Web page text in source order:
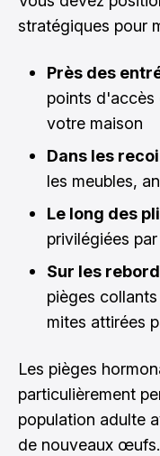
stratégiques pour
Près des
points d'accès
votre maison
Dans les
les meubles,
Le long des
privilégiées
Sur les
pièges
mites attirées
Les pièges
particulièrement
population adulte
de nouveaux